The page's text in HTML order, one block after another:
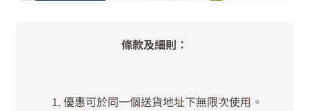
條款及細則：
優惠可於同一個送貨地址下無限次使用。